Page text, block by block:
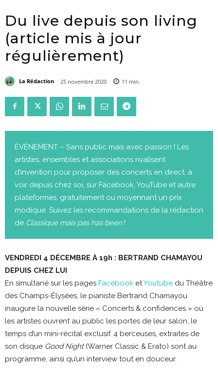
Du live depuis son living
(article mis à jour
régulièrement)
La Rédaction 25 novembre 2020 11 min.
ÉVÉNEMENT – Sans public mais avec passion ! Les
artistes, ensembles et associations rivalisent
d’invention pour proposer des concerts en direct, à
voir depuis chez soi, sur Facebook, YouTube et autre
plateformes, gratuitement ou moyennant un prix
modique. Suivez les recommandations de la rédaction
de Classique mais pas has been !
VENDREDI 4 DÉCEMBRE À 19h : BERTRAND CHAMAYOU
DEPUIS CHEZ LUI
En simultané sur les pages Facebook etYoutube du Théâtre
des Champs-Élysées, le pianiste Bertrand Chamayou
inaugure la nouvelle série « Concerts & confidences » où
les artistes ouvrent au public les portes de leur salon, le
temps d’un mini-récital exclusif. 4 berceuses, extraites de
son disque Good Night (Warner Classic & Erato) sont au
programme, ainsi qu’un interview tout en douceur.